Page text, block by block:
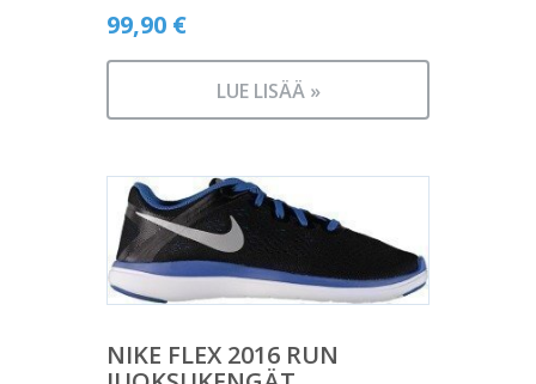
99,90 €
LUE LISÄÄ »
NIKE FLEX 2016 RUN